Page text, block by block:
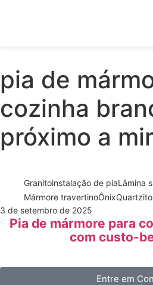
pia de
cozinha
próximo a
Granitoinstalação de piaLâmina
Mármore travertinoÔnix
3 de setembro de 2025
Pia de mármore para
com custo-
Entre em